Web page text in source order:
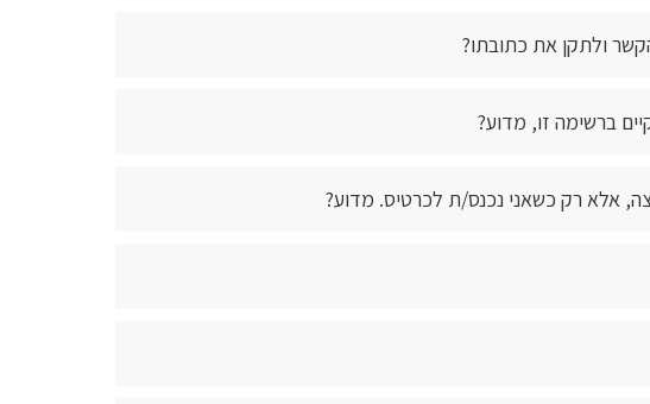
ולתקן את כתובתו?
ברשימה זו, מדוע?
אלא רק כשאני נכנס/ת לכרטיס. מדוע?